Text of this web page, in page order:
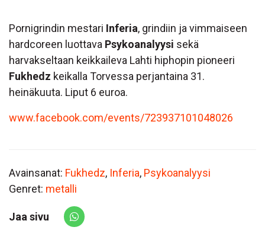
Pornigrindin mestari Inferia, grindiin ja vimmaiseen
hardcoreen luottava Psykoanalyysi sekä
harvakseltaan keikkaileva Lahti hiphopin pioneeri
Fukhedz keikalla Torvessa perjantaina 31.
heinäkuuta. Liput 6 euroa.
www.facebook.com/events/723937101048026
Avainsanat: Fukhedz, Inferia, Psykoanalyysi
Genret: metalli
Jaa sivu
Share via Whatsapp